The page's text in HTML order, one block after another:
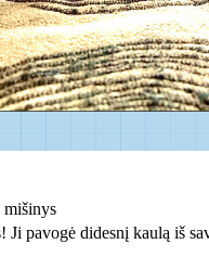
mišinys
Ji pavogė didesnį kaulą iš